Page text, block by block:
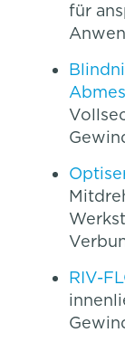
für
RIV-